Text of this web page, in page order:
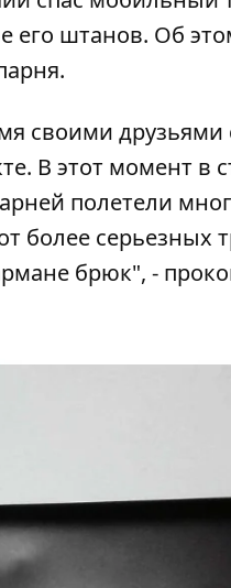
его штанов. Об
своими друзьями
В этот момент в
полетели
более серьезных
брюк", -